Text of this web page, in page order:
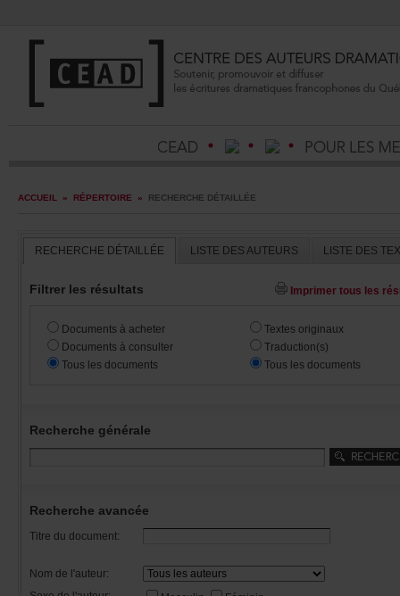
ACCUEIL » RÉPERTOIRE » RECHERCHEDÉTAILLÉE
RECHERCHEDÉTAILLÉE LISTEDESAUTEURS
Filtrerlesrésultats
Documentsàacheter
Documentsàconsulter
Touslesdocuments
Textesoriginaux
Traduction(s)
Touslesdocuments
Recherchegénérale
Rechercheavancée
Titredudocument:
Nomdel'auteur: